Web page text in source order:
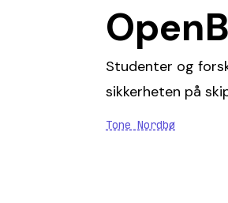
Studenter og
sikkerheten på
Tone Nordbø